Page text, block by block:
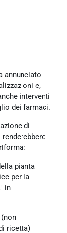
annunciato
e,
interventi
dei farmaci.
di
pianta
per la
in
ricetta)